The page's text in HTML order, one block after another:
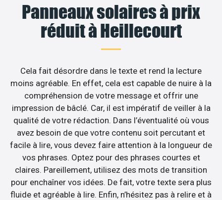
Panneaux solaires à prix
réduit à Heillecourt
Cela fait désordre dans le texte et rend la lecture
moins agréable. En effet, cela est capable de nuire à la
compréhension de votre message et offrir une
impression de bâclé. Car, il est impératif de veiller à la
qualité de votre rédaction. Dans l’éventualité où vous
avez besoin de que votre contenu soit percutant et
facile à lire, vous devez faire attention à la longueur de
vos phrases. Optez pour des phrases courtes et
claires. Pareillement, utilisez des mots de transition
pour enchaîner vos idées. De fait, votre texte sera plus
fluide et agréable à lire. Enfin, n’hésitez pas à relire et à